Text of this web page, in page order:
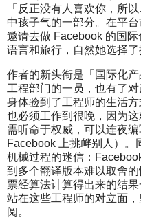
「反正没有人喜欢你，所
中孩子气的一部分。在平
邀请去做 Facebook 的国
语言和旅行，自然她选择了
作者的新头衔是「国际化
工程部门的一员，也有了
身体验到了工程师的生活
也必须工作到很晚，因为
需听命于权威，可以连夜
Facebook 上挑衅别人）
机械过程的迷信：
到多个翻译版本难以取舍
票经算法计算得出来的结
站在这些工程师的对立面
阅。